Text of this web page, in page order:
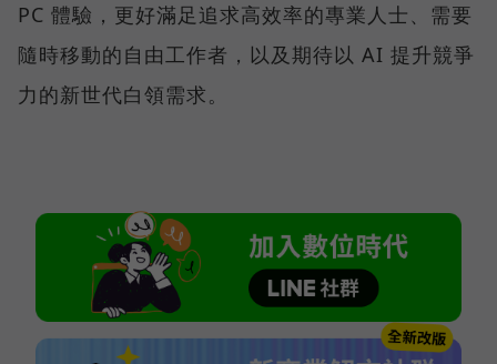
PC 體驗，更好滿足追求高效率的專業人士、需要
隨時移動的自由工作者，以及期待以 AI 提升競爭
力的新世代白領需求。